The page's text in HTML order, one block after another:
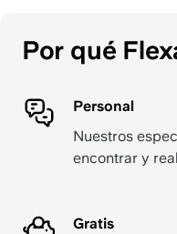
Por qué
Personal
Nuestros
encontrar y
Gratis